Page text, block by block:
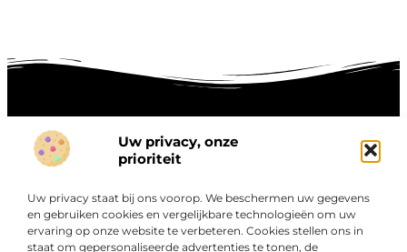
Uw privacy, onze
prioriteit
Uw privacy staat bij ons voorop. We beschermen uw gegevens
en gebruiken cookies en vergelijkbare technologieën om uw
ervaring op onze website te verbeteren. Cookies stellen ons in
staat om gepersonaliseerde advertenties te tonen, de
Over
Bedrijf
“Ontdek een wereld van boeiende blogs en artikelen die
je zowel inspireren als informeren.”
Onze informatie